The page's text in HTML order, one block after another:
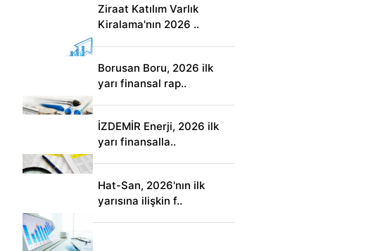
Ziraat Katılım Varlık
Kiralama'nın 2026 ..
Borusan Boru, 2026 ilk
yarı finansal rap..
İZDEMİR Enerji, 2026 ilk
yarı finansalla..
Hat-San, 2026'nın ilk
yarısına ilişkin f..